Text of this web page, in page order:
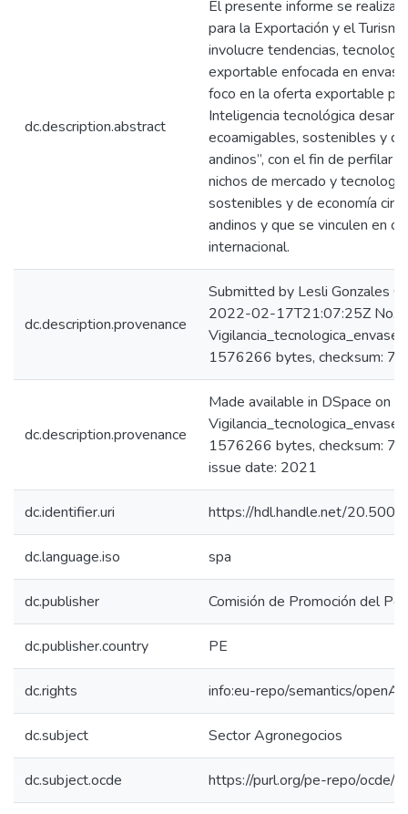
dc.description.abstract
El presente informe se realiza
para la Exportación y el
involucre tendencias,
exportable enfocada en
foco en la oferta exportable
Inteligencia tecnológica
ecoamigables, sostenibles y
andinos”, con el fin de perfilar
nichos de mercado y
sostenibles y de economía
andinos y que se vinculen en
internacional.
dc.description.provenance
Submitted by Lesli Gonzales
2022-02-17T21:07:25Z No.
1576266 bytes, checksum:
dc.description.provenance
Made available in DSpace on
1576266 bytes, checksum:
issue date: 2021
dc.identifier.uri https://hdl.handle.net/
dc.language.iso spa
dc.publisher Comisión de Promoción del
dc.publisher.country PE
dc.rights info:eu-repo/semantics/
dc.subject Sector Agronegocios
dc.subject.ocde https://purl.org/pe-repo/ocde/